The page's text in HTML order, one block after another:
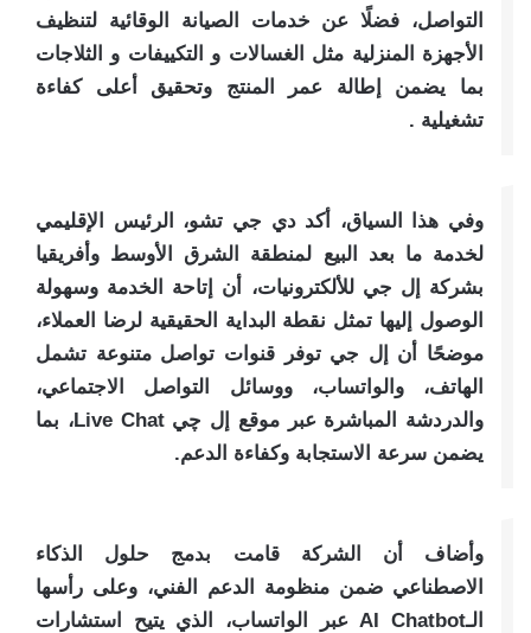
التواصل، فضلًا عن خدمات الصيانة الوقائية لتنظيف
الأجهزة المنزلية مثل الغسالات و التكييفات و الثلاجات
بما يضمن إطالة عمر المنتج وتحقيق أعلى كفاءة
تشغيلية .
وفي هذا السياق، أكد دي جي تشو، الرئيس الإقليمي
لخدمة ما بعد البيع لمنطقة الشرق الأوسط وأفريقيا
بشركة إل جي للألكترونيات، أن إتاحة الخدمة وسهولة
الوصول إليها تمثل نقطة البداية الحقيقية لرضا العملاء،
موضحًا أن إل جي توفر قنوات تواصل متنوعة تشمل
الهاتف، والواتساب، ووسائل التواصل الاجتماعي،
والدردشة المباشرة عبر موقع إل چي Live Chat، بما
يضمن سرعة الاستجابة وكفاءة الدعم.
وأضاف أن الشركة قامت بدمج حلول الذكاء
الاصطناعي ضمن منظومة الدعم الفني، وعلى رأسها
الـAI Chatbot عبر الواتساب، الذي يتيح استشارات